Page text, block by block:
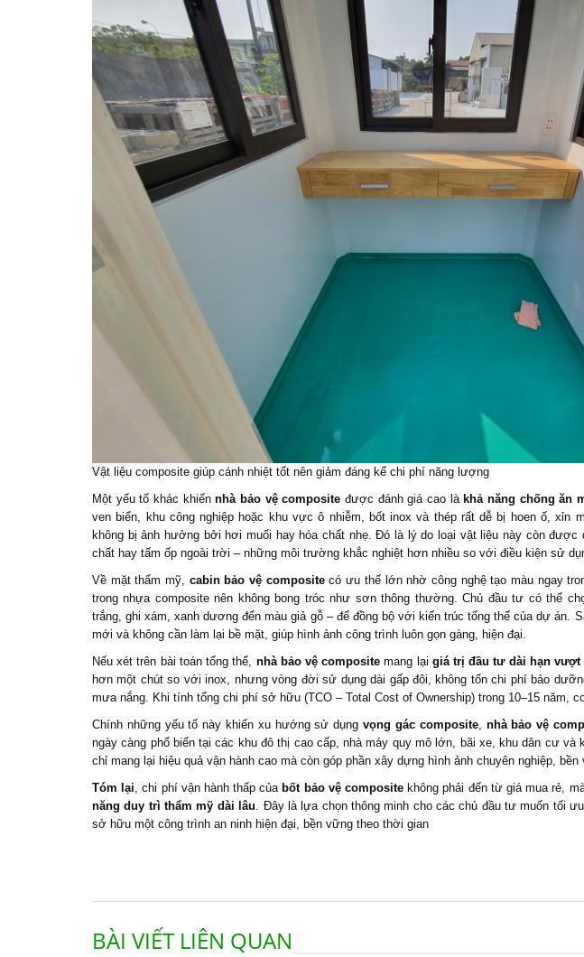
Vật liệu composite giúp cánh nhiệt tốt nên giảm đáng kể chi phí năng lượng
Một yếu tố khác khiếnnhà bảo vệ composite được đánh giá cao là khả năng chống ăn
ven biển, khu công nghiệp hoặc khu vực ô nhiễm, bốt inox và thép rất dễ bị hoen ố, xỉn
không bị ảnh hưởng bởi hơi muối hay hóa chất nhẹ. Đó là lý do loại vật liệu này còn được
chất hay tấm ốp ngoài trời – những môi trường khắc nghiệt hơn nhiều so với điều kiện sử
Về mặt thẩm mỹ, cabin bảo vệ compositecó ưu thế lớn nhờ công nghệ tạo màu ngay
trong nhựa composite nên không bong tróc như sơn thông thường. Chủ đầu tư có thể
trắng, ghi xám, xanh dương đến màu giả gỗ – để đồng bộ với kiến trúc tổng thể của dự án.
mới và không cần làm lại bề mặt, giúp hình ảnh công trình luôn gọn gàng, hiện đại.
Nếu xét trên bài toán tổng thể, nhà bảo vệ composite mang lại giá trị đầu tư dài hạn vượt
hơn một chút so với inox, nhưng vòng đời sử dụng dài gấp đôi, không tốn chi phí bảo
mưa nắng. Khi tính tổng chi phí sở hữu (TCO – Total Cost of Ownership) trong 10–15 năm,
Chính những yếu tố này khiến xu hướng sử dụngvọng gác composite, nhà bảo vệ
ngày càng phổ biến tại các khu đô thị cao cấp, nhà máy quy mô lớn, bãi xe, khu dân cư và
chỉ mang lại hiệu quả vận hành cao mà còn góp phần xây dựng hình ảnh chuyên nghiệp,
Tóm lại, chi phí vận hành thấp của bốt bảo vệ composite không phải đến từ giá mua rẻ,
năng duy trì thẩm mỹ dài lâu. Đây là lựa chọn thông minh cho các chủ đầu tư muốn tối
sở hữu một công trình an ninh hiện đại, bền vững theo thời gian
BÀI VIẾT LIÊN QUAN